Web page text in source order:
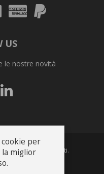
Diners
Club
AmexPayPal
US
le nostre novità
Seguici
su
Tutti i diritti riservati.
per
miglior